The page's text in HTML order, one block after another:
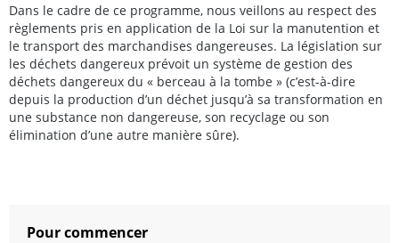
Dans le cadre de ce programme, nous veillons au respect des
règlements pris en application de la Loi sur la manutention et
le transport des marchandises dangereuses. La législation sur
les déchets dangereux prévoit un système de gestion des
déchets dangereux du « berceau à la tombe » (c’est-à-dire
depuis la production d’un déchet jusqu’à sa transformation en
une substance non dangereuse, son recyclage ou son
élimination d’une autre manière sûre).
Pour commencer